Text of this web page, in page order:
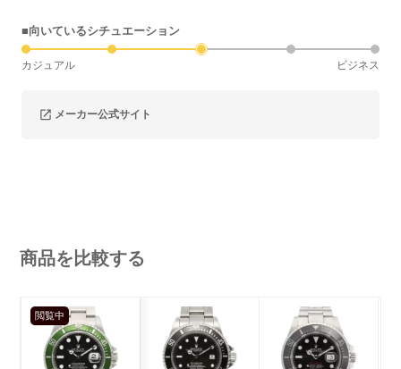
■向いているシチュエーション
カジュアル ビジネス
メーカー公式サイト
商品を比較する
閲覧中